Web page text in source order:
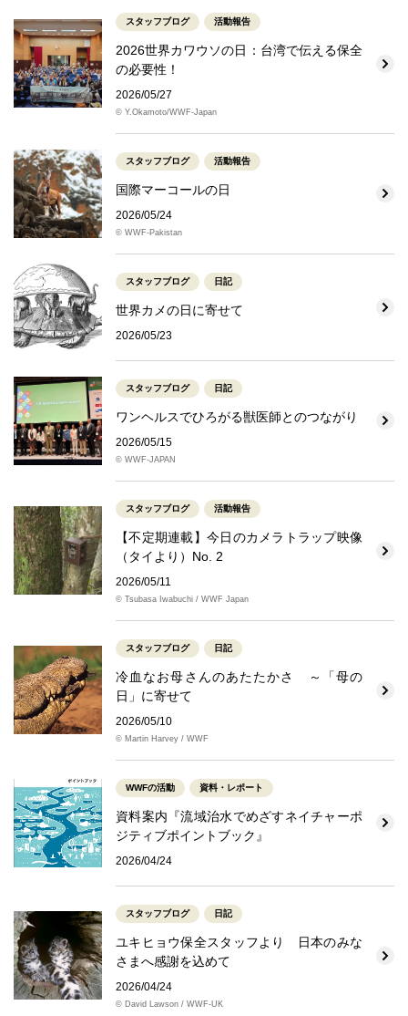
スタッフブログ 活動報告
2026世界カワウソの日：台湾で伝える保全
の必要性！
2026/05/27
© Y.Okamoto/WWF-Japan
スタッフブログ 活動報告
国際マーコールの日
2026/05/24
© WWF-Pakistan
スタッフブログ 日記
世界カメの日に寄せて
2026/05/23
スタッフブログ 日記
ワンヘルスでひろがる獣医師とのつながり
2026/05/15
© WWF-JAPAN
スタッフブログ 活動報告
【不定期連載】今日のカメラトラップ映像
（タイより）No. 2
2026/05/11
© Tsubasa Iwabuchi / WWF Japan
スタッフブログ 日記
冷血なお母さんのあたたかさ ～「母の
日」に寄せて
2026/05/10
© Martin Harvey / WWF
WWFの活動 資料・レポート
資料案内『流域治水でめざすネイチャーポ
ジティブポイントブック』
2026/04/24
スタッフブログ 日記
ユキヒョウ保全スタッフより 日本のみな
さまへ感謝を込めて
2026/04/24
© David Lawson / WWF-UK